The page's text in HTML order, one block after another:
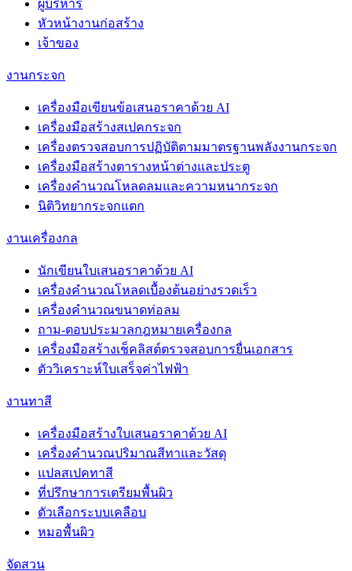
ผู้บริหาร
หัวหน้างานก่อสร้าง
เจ้าของ
งานกระจก
เครื่องมือเขียนข้อเสนอราคาด้วย AI
เครื่องมือสร้างสเปคกระจก
เครื่องตรวจสอบการปฏิบัติตามมาตรฐานพลังงานกระจก
เครื่องมือสร้างตารางหน้าต่างและประตู
เครื่องคำนวณโหลดลมและความหนากระจก
นิติวิทยากระจกแตก
งานเครื่องกล
นักเขียนใบเสนอราคาด้วย AI
เครื่องคำนวณโหลดเบื้องต้นอย่างรวดเร็ว
เครื่องคำนวณขนาดท่อลม
ถาม-ตอบประมวลกฎหมายเครื่องกล
เครื่องมือสร้างเช็คลิสต์ตรวจสอบการยื่นเอกสาร
ตัววิเคราะห์ใบเสร็จค่าไฟฟ้า
งานทาสี
เครื่องมือสร้างใบเสนอราคาด้วย AI
เครื่องคำนวณปริมาณสีทาและวัสดุ
แปลสเปคทาสี
ที่ปรึกษาการเตรียมพื้นผิว
ตัวเลือกระบบเคลือบ
หมอพื้นผิว
จัดสวน